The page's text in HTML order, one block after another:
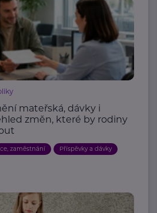
mateřská, dávky i
změn, které by rodiny
zaměstnání Příspěvky a dávky